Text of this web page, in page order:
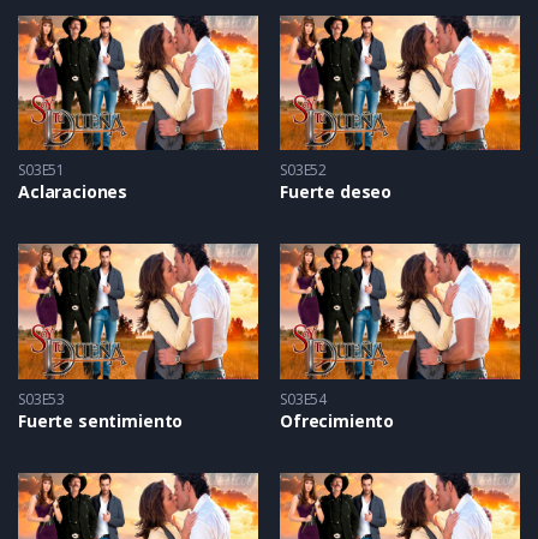
S03E51
Aclaraciones
S03E52
Fuerte deseo
S03E53
Fuerte sentimiento
S03E54
Ofrecimiento